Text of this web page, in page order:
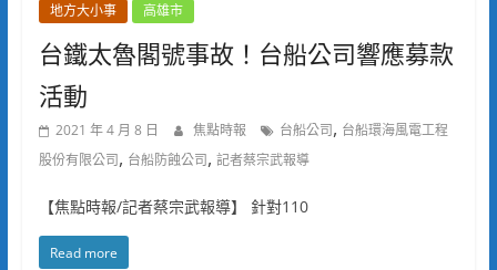
地方大小事 高雄市
台鐵太魯閣號事故！台船公司響應募款
活動
2021 年 4 月 8 日 焦點時報 台船公司, 台船環海風電工程
股份有限公司, 台船防蝕公司, 記者蔡宗武報導
【焦點時報/記者蔡宗武報導】 針對110
Read more